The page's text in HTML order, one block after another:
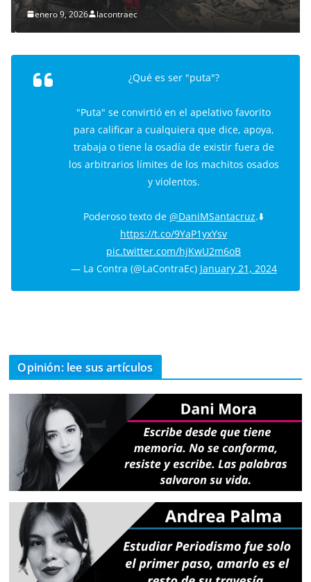
enero 9, 2026 lacontraec
¿Qué es ser "puta"?
"Puta" se convirtió en el apelativo favorito
para calificar a cualquiera que dice, apoya,
trabaja o tiene la osadía de existir fuera de
los arbitrarios límites de los machitos osados
y violentos.
Poderoso texto de @DaniMSantacruz.⬇️
https://t.co/9YaP1yxYsv
pic.twitter.com/hjKwU2m6oB
— La Contra (@LaContraEc) January 21, 2024
Opinión: lee sus artículos